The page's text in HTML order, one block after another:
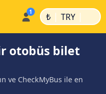
₺ | TRY |
otobüs bilet
ve CheckMyBus ile en